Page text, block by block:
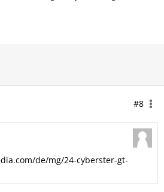
#8
de/mg/24-cyberster-gt-